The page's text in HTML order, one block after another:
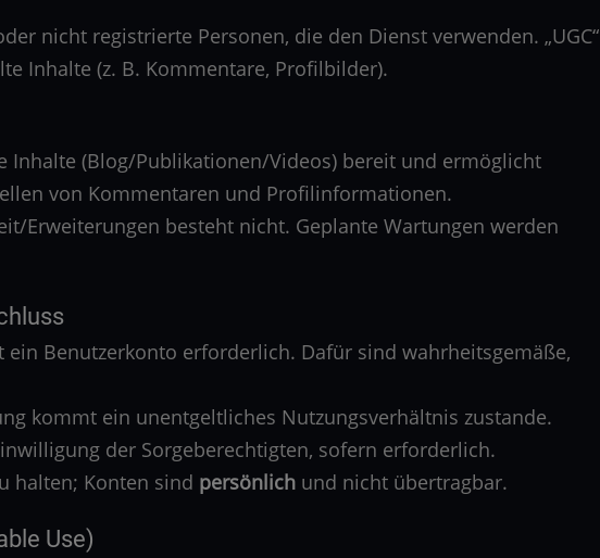
nicht registrierte Personen, die den Dienst verwenden. „UGC“
Inhalte (z. B. Kommentare, Profilbilder).
Inhalte (Blog/Publikationen/Videos) bereit und ermöglicht
von Kommentaren und Profilinformationen.
Erweiterungen besteht nicht. Geplante Wartungen werden
ein Benutzerkonto erforderlich. Dafür sind wahrheitsgemäße,
kommt ein unentgeltliches Nutzungsverhältnis zustande.
der Sorgeberechtigten, sofern erforderlich.
halten; Konten sind persönlich und nicht übertragbar.
Use)